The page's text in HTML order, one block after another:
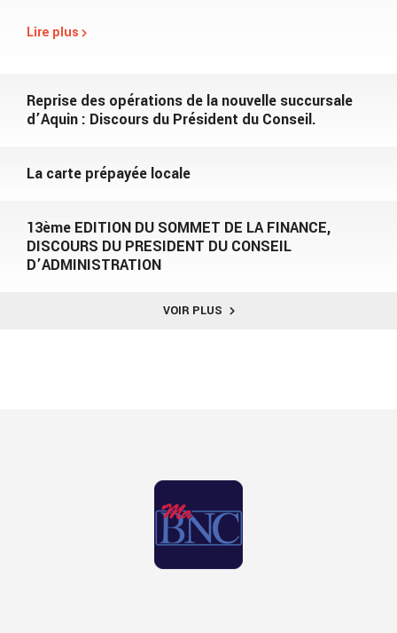
Lire plus
Reprise des opérations de la nouvelle succursale
d’Aquin : Discours du Président du Conseil.
La carte prépayée locale
13ème EDITION DU SOMMET DE LA FINANCE,
DISCOURS DU PRESIDENT DU CONSEIL
D’ADMINISTRATION
VOIR PLUS